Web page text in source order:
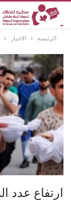
الرئيسة الاخبار
ارتفاع عدد